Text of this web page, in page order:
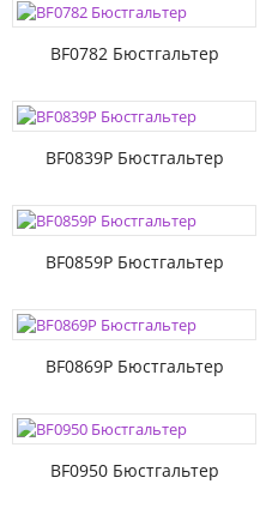
BF0782 Бюстгальтер
BF0839P Бюстгальтер
BF0859P Бюстгальтер
BF0869P Бюстгальтер
BF0950 Бюстгальтер